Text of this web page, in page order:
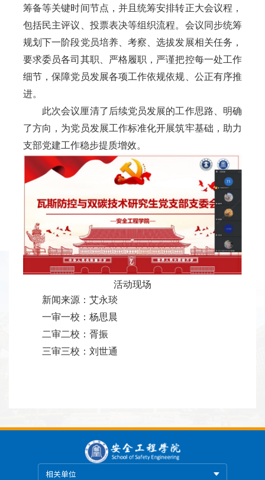
筹备等关键时间节点，并且统筹安排转正大会议程，
包括民主评议、投票表决等组织流程。会议同步统筹
规划下一阶段党员培养、考察、选拔发展相关任务，
要求委员各司其职、严格履职，严谨把控每一处工作
细节，保障党员发展各项工作依规依规、公正有序推
进。
此次会议厘清了后续党员发展的工作思路 、明确
了方向， 为党员发展工作标准化开展筑牢基础，助力
支部党建工作稳步提质增效。
活动现场
新闻来源： 艾永琰
一审一校：杨思晨
二审二校：胥振
三审三校：刘世通
相关单位